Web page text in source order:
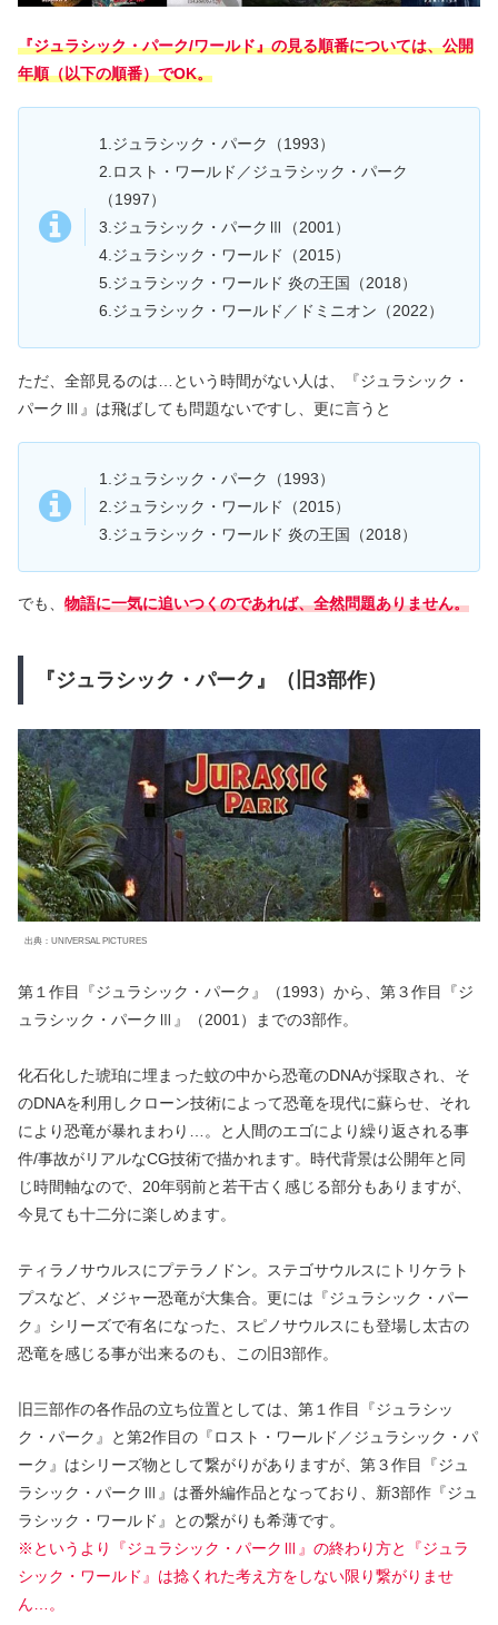
『ジュラシック・パーク/ワールド』の見る順番については、公開
年順（以下の順番）でOK。
1.ジュラシック・パーク（1993）
2.ロスト・ワールド／ジュラシック・パーク
（1997）
3.ジュラシック・パークⅢ（2001）
4.ジュラシック・ワールド（2015）
5.ジュラシック・ワールド 炎の王国（2018）
6.ジュラシック・ワールド／ドミニオン（2022）
ただ、全部見るのは…という時間がない人は、『ジュラシック・
パークⅢ』は飛ばしても問題ないですし、更に言うと
1.ジュラシック・パーク（1993）
2.ジュラシック・ワールド（2015）
3.ジュラシック・ワールド 炎の王国（2018）
でも、 物語に一気に追いつくのであれば、全然問題ありません。
『ジュラシック・パーク』（旧3部作）
出典：UNIVERSAL PICTURES
第１作目『ジュラシック・パーク』（1993）から、第３作目『ジ
ュラシック・パークⅢ』（2001）までの3部作。
化石化した琥珀に埋まった蚊の中から恐竜のDNAが採取され、そ
のDNAを利用しクローン技術によって恐竜を現代に蘇らせ、それ
により恐竜が暴れまわり…。と人間のエゴにより繰り返される事
件/事故がリアルなCG技術で描かれます。時代背景は公開年と同
じ時間軸なので、20年弱前と若干古く感じる部分もありますが、
今見ても十二分に楽しめます。
ティラノサウルスにプテラノドン。ステゴサウルスにトリケラト
プスなど、メジャー恐竜が大集合。更には『ジュラシック・パー
ク』シリーズで有名になった、スピノサウルスにも登場し太古の
恐竜を感じる事が出来るのも、この旧3部作。
旧三部作の各作品の立ち位置としては、第１作目『ジュラシッ
ク・パーク』と第2作目の『ロスト・ワールド／ジュラシック・パ
ーク』はシリーズ物として繋がりがありますが、第３作目『ジュ
ラシック・パークⅢ』は番外編作品となっており、新3部作『ジュ
ラシック・ワールド』との繋がりも希薄です。
※というより『ジュラシック・パークⅢ』の終わり方と『ジュラ
シック・ワールド』は捻くれた考え方をしない限り繋がりませ
ん…。